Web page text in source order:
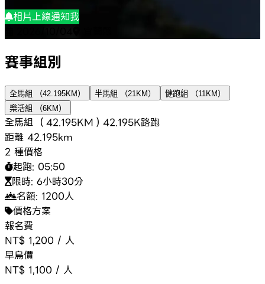
相片上線通知我
賽事組別
全馬組 （42.195KM） 半馬組 （21KM）
健跑組 （11KM）
樂活組 （6KM）
全馬組 （42.195KM） 42.195K路跑
距離 42.195km
2 種價格
起跑: 05:50
限時: 6小時30分
名額: 1200人
價格方案
報名費
NT$ 1,200 / 人
早鳥價
NT$ 1,100 / 人